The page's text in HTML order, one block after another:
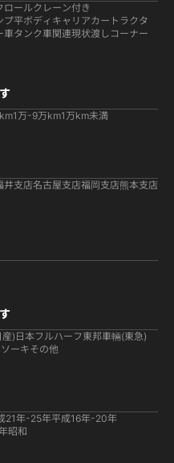
ロールクレーン付き
プ平ボディ キャリアカー トラクタ
車タンク車関連現状渡しコーナー
1万-9万km1万km未満
井支店名古屋支店福岡支店熊本支店
) 日本フルハーフ 東邦車輛(東急)
ーキその他
21年-25年平成16年-20年
昭和